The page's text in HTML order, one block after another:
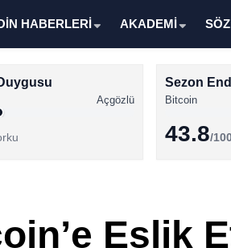
HABERLERİ AKADEMİ
Açgözlü
Sezon
Bitcoin
43.8/
Eşlik